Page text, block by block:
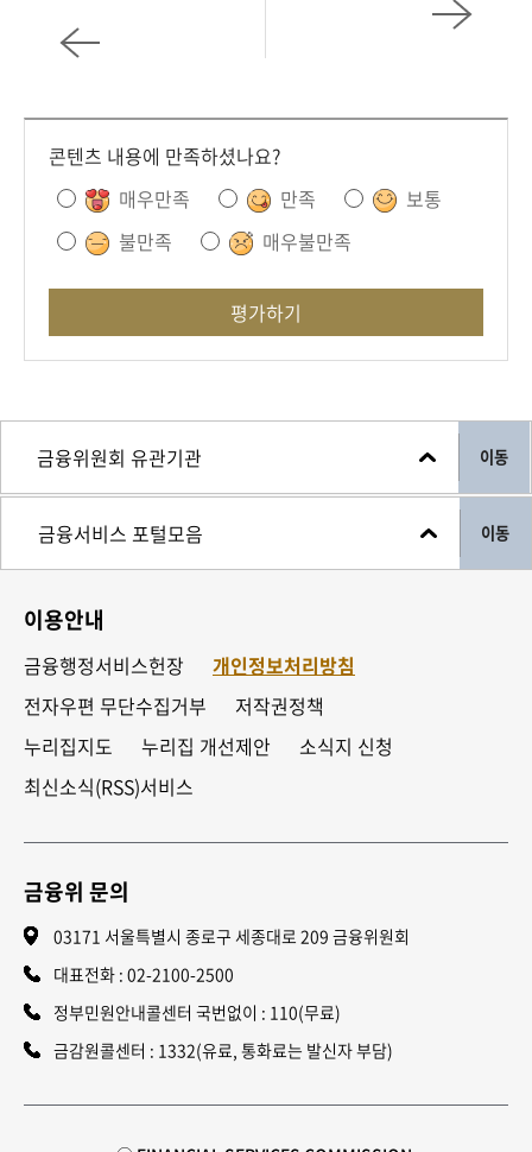
콘텐츠 내용에 만족하셨나요?
매우만족
만족
보통
불만족
매우불만족
평가하기
이동
이동
이용안내
금융행정서비스헌장
개인정보처리방침
전자우편 무단수집거부
저작권정책
누리집지도
누리집 개선제안
소식지 신청
최신소식(RSS)서비스
금융위 문의
03171 서울특별시 종로구 세종대로 209 금융위원회
대표전화 : 02-2100-2500
정부민원안내콜센터 국번없이 : 110(무료)
금감원콜센터 : 1332(유료, 통화료는 발신자 부담)